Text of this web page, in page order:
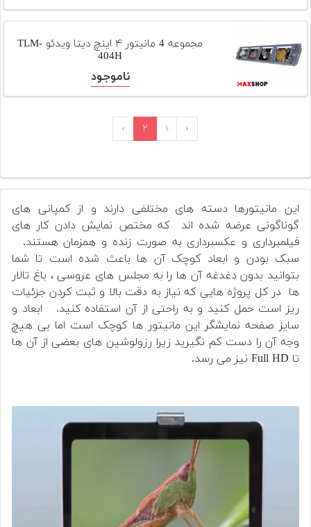
مجموعه 4 مانیتور ۴ اینچ دیتا ویدئو TLM-
404H
ناموجود
‹ ۱ ۲ ›
این مانیتورها دسته های مختلفی دارند و از کمپانی های
گوناگونی عرضه شده اند که مختص نمایش دادن کار های
فیلمبرداری و عکسبرداری به صورت زنده و همزمان هستند.
سبک بودن و ابعاد کوچک آن ها باعث شده است تا شما
بتوانید بدون دغدغه آن ها را به مجلس های عروسی ، باغ تالار
ها در کل پروژه هایی که نیاز به دقت بالا و ثبت کردن جزئیات
ریز است حمل کنید و به راحتی از آن استفاده کنید.
ابعاد و
سایز صفحه نمایشگر این مانیتور ها کوچک است اما بی هیچ
وجه آن را دست کم نگیرید زیرا رزولوشین های بعضی از آن ها
تا Full HD نیز می رسد.